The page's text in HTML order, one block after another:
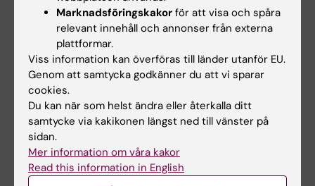
Scobie M; Helleday T
ARTICLE:BIOORGANIC & MEDICINAL
CHEMISTRY LETTERS.
Diverse heterocyclic scaffolds as dCTP
pyrophosphatase 1 inhibitors. Part 2:
Pyridone- and pyrimidinone-derived systems
Llona-Minguez S; Haggblad M; Martens U;
Johansson L; Sigmundsson K; Lundback T;
Loseva O; Jemth A-S; Lundgren B; Jensen AJ;
Scobie M; Helleday T
Alla författare
ARTICLE:JOURNAL OF MEDICINAL CHEMISTRY.
2017;60(5):2148-2154
Marknadsföringskakor för att visa och spåra
relevant innehåll och annonser från externa
plattformar.
Viss information kan överföras till länder utanför EU.
Genom att samtycka godkänner du att vi sparar
cookies.
Du kan när som helst ändra eller återkalla ditt
samtycke via kakikonen längst ned till vänster på
sidan.
Mer information om våra kakor
Read this information in English